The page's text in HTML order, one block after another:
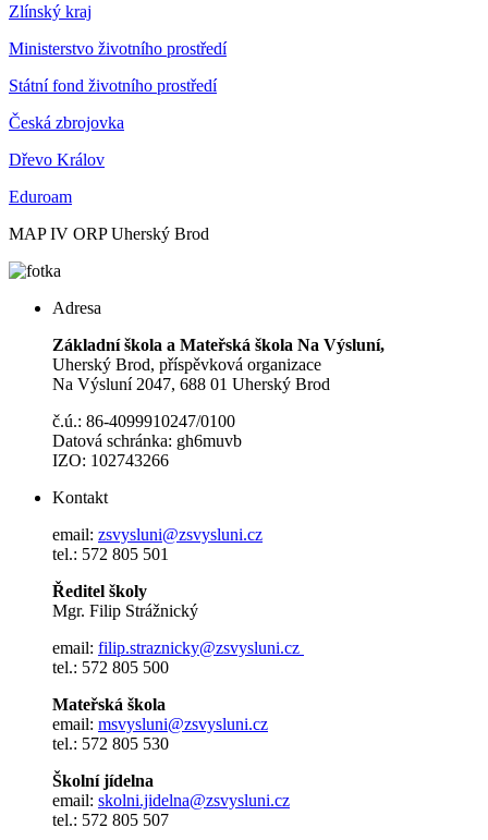
Zlínský kraj
Ministerstvo životního prostředí
Státní fond životního prostředí
Česká zbrojovka
Dřevo Králov
Eduroam
MAP IV ORP Uherský Brod
Adresa
Základní škola a Mateřská škola Na Výsluní,
Uherský Brod, příspěvková organizace
Na Výsluní 2047, 688 01 Uherský Brod
č.ú.: 86-4099910247/0100
Datová schránka: gh6muvb
IZO: 102743266
Kontakt
email: zsvysluni@zsvysluni.cz
tel.: 572 805 501
Ředitel školy
Mgr. Filip Strážnický
email: filip.straznicky@zsvysluni.cz
tel.: 572 805 500
Mateřská škola
email: msvysluni@zsvysluni.cz
tel.: 572 805 530
Školní jídelna
email: skolni.jidelna@zsvysluni.cz
tel.: 572 805 507